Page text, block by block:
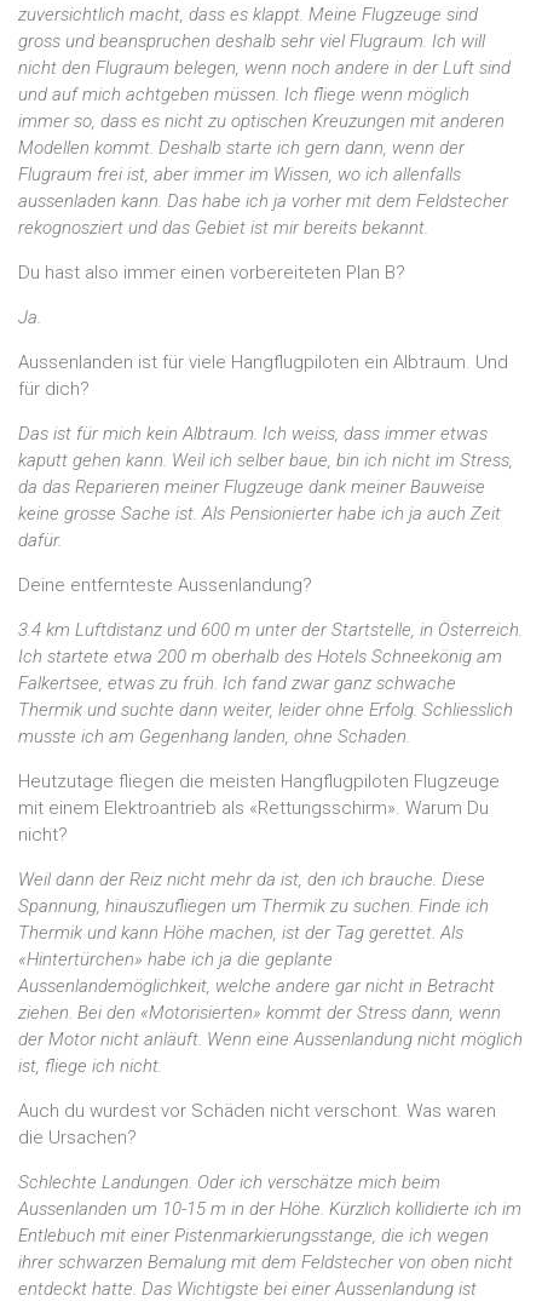
zuversichtlich macht, dass es klappt. Meine Flugzeuge sind
gross und beanspruchen deshalb sehr viel Flugraum. Ich will
nicht den Flugraum belegen, wenn noch andere in der Luft sind
und auf mich achtgeben müssen. Ich fliege wenn möglich
immer so, dass es nicht zu optischen Kreuzungen mit anderen
Modellen kommt. Deshalb starte ich gern dann, wenn der
Flugraum frei ist, aber immer im Wissen, wo ich allenfalls
aussenladen kann. Das habe ich ja vorher mit dem Feldstecher
rekognosziert und das Gebiet ist mir bereits bekannt.
Du hast also immer einen vorbereiteten Plan B?
Ja.
Aussenlanden ist für viele Hangflugpiloten ein Albtraum. Und
für dich?
Das ist für mich kein Albtraum. Ich weiss, dass immer etwas
kaputt gehen kann. Weil ich selber baue, bin ich nicht im Stress,
da das Reparieren meiner Flugzeuge dank meiner Bauweise
keine grosse Sache ist. Als Pensionierter habe ich ja auch Zeit
dafür.
Deine entfernteste Aussenlandung?
3.4 km Luftdistanz und 600 m unter der Startstelle, in Österreich.
Ich startete etwa 200 m oberhalb des Hotels Schneekönig am
Falkertsee, etwas zu früh. Ich fand zwar ganz schwache
Thermik und suchte dann weiter, leider ohne Erfolg. Schliesslich
musste ich am Gegenhang landen, ohne Schaden.
Heutzutage fliegen die meisten Hangflugpiloten Flugzeuge
mit einem Elektroantrieb als «Rettungsschirm». Warum Du
nicht?
Weil dann der Reiz nicht mehr da ist, den ich brauche. Diese
Spannung, hinauszufliegen um Thermik zu suchen. Finde ich
Thermik und kann Höhe machen, ist der Tag gerettet. Als
«Hintertürchen» habe ich ja die geplante
Aussenlandemöglichkeit, welche andere gar nicht in Betracht
ziehen. Bei den «Motorisierten» kommt der Stress dann, wenn
der Motor nicht anläuft. Wenn eine Aussenlandung nicht möglich
ist, fliege ich nicht.
Auch du wurdest vor Schäden nicht verschont. Was waren
die Ursachen?
Schlechte Landungen. Oder ich verschätze mich beim
Aussenlanden um 10-15 m in der Höhe. Kürzlich kollidierte ich im
Entlebuch mit einer Pistenmarkierungsstange, die ich wegen
ihrer schwarzen Bemalung mit dem Feldstecher von oben nicht
entdeckt hatte. Das Wichtigste bei einer Aussenlandung ist